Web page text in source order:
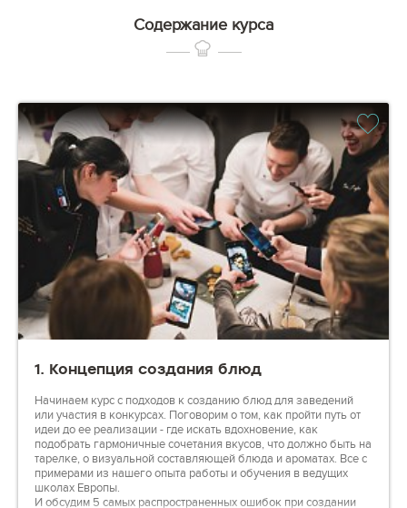
Содержание курса
1. Концепция создания блюд
Начинаем курс с подходов к созданию блюд для заведений
или участия в конкурсах. Поговорим о том, как пройти путь от
идеи до ее реализации - где искать вдохновение, как
подобрать гармоничные сочетания вкусов, что должно быть на
тарелке, о визуальной составляющей блюда и ароматах. Все с
примерами из нашего опыта работы и обучения в ведущих
школах Европы.
И обсудим 5 самых распространенных ошибок при создании